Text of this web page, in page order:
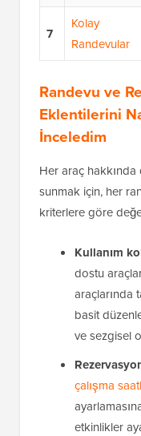
7
Kolay
Randevular
Randevu ve
Eklentilerini
İnceledim
Her araç
sunmak için, her
kriterlere göre
Kullanım
dostu
araçlarında
basit
ve sezgisel
çalışma
etkinlikler